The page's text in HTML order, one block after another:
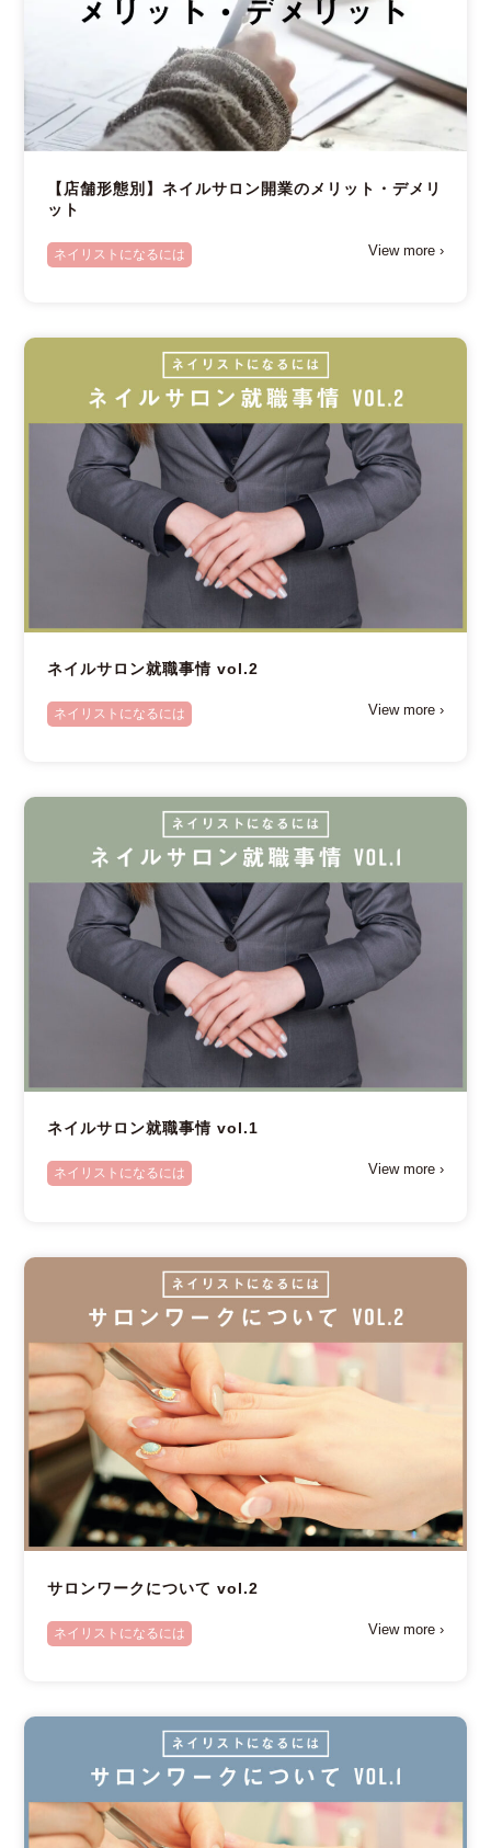
【店舗形態別】ネイルサロン開業のメリット・デメリ
ット
ネイリストになるには View more ›
ネイルサロン就職事情 vol.2
ネイリストになるには View more ›
ネイルサロン就職事情 vol.1
ネイリストになるには View more ›
サロンワークについて vol.2
ネイリストになるには View more ›